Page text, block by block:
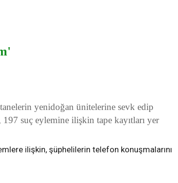
yenidoğan ünitelerine sevk edip
suç eylemine ilişkin tape kayıtları yer
ilişkin, şüphelilerin telefon konuşmalarını